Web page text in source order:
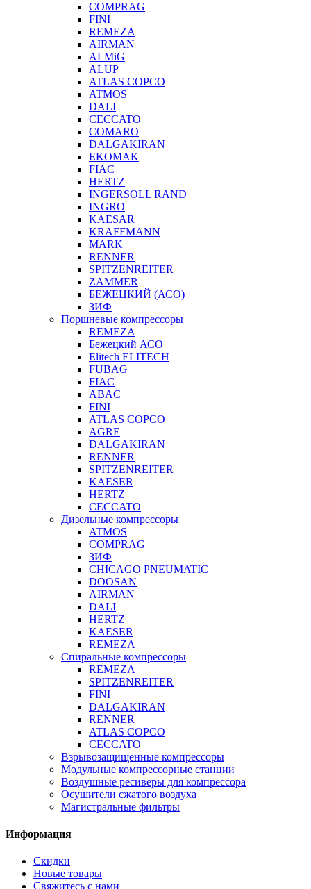
COMPRAG
FINI
REMEZA
AIRMAN
ALMiG
ALUP
ATLAS COPCO
ATMOS
DALI
CECCATO
COMARO
DALGAKIRAN
EKOMAK
FIAC
HERTZ
INGERSOLL RAND
INGRO
KAESAR
KRAFFMANN
MARK
RENNER
SPITZENREITER
ZAMMER
БЕЖЕЦКИЙ (АСО)
ЗИФ
Поршневые компрессоры
REMEZA
Бежецкий АСО
Elitech ELITECH
FUBAG
FIAC
ABAC
FINI
ATLAS COPCO
AGRE
DALGAKIRAN
RENNER
SPITZENREITER
KAESER
HERTZ
CECCATO
Дизельные компрессоры
ATMOS
COMPRAG
ЗИФ
CHICAGO PNEUMATIC
DOOSAN
AIRMAN
DALI
HERTZ
KAESER
REMEZA
Спиральные компрессоры
REMEZA
SPITZENREITER
FINI
DALGAKIRAN
RENNER
ATLAS COPCO
CECCATO
Взрывозащищенные компрессоры
Модульные компрессорные станции
Воздушные ресиверы для компрессора
Осушители сжатого воздуха
Магистральные фильтры
Информация
Скидки
Новые товары
Свяжитесь с нами